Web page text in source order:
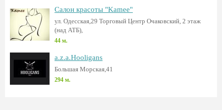
Салон красоты "Kamee"
ул. Одесская,29 Торговый Центр Очаковский, 2 этаж
(над АТБ),
44 м.
a.z.a.Hooligans
Большая Морская,41
294 м.